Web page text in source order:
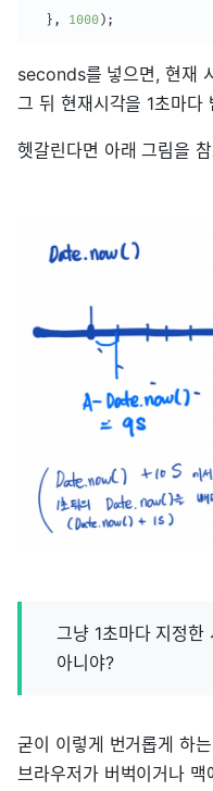
} , 1000 ) ;
seconds를 넣으면, 현재
그 뒤 현재시각을 1초마다
헷갈린다면 아래 그림을
그냥 1초마다 지정한
아니야?
굳이 이렇게 번거롭게 하
브라우저가 버벅이거나